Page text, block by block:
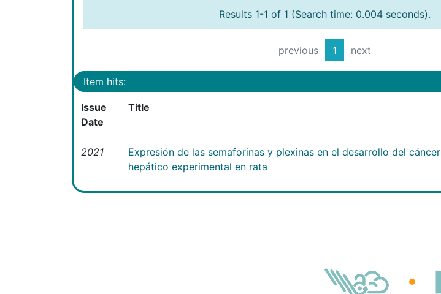
Results 1-1 of 1 (Search time: 0.004 seconds).
previous 1 next
Item hits:
Issue
Date
Title
2021
Expresión de las semaforinas y plexinas en el desarrollo del cáncer
hepático experimental en rata